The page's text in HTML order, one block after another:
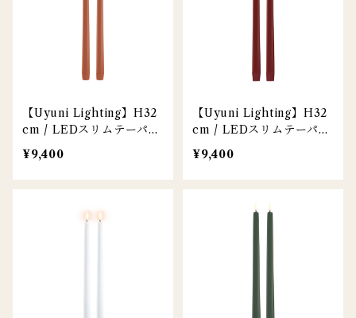
【Uyuni Lighting】H32
cm / LEDスリムテーパー
キャンドル / テラコッタ /
2本セット
¥9,400
【Uyuni Lighting】H32
cm / LEDスリムテーパー
キャンドル / レッド / 2本
セット
¥9,400